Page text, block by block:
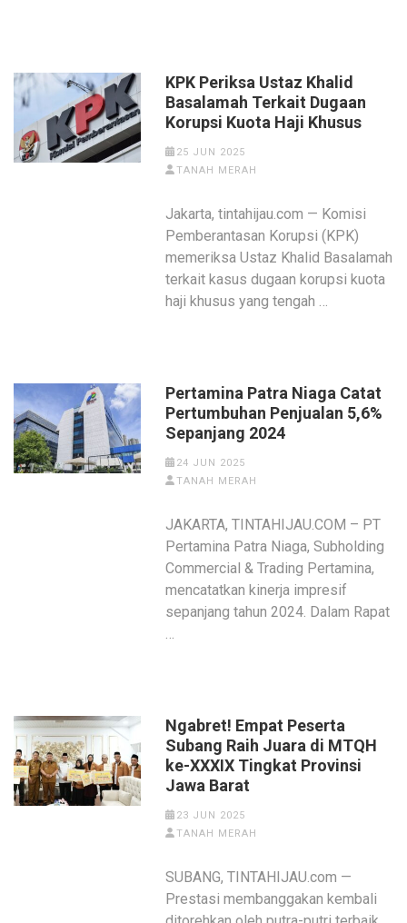
KPK Periksa Ustaz Khalid
Basalamah Terkait Dugaan
Korupsi Kuota Haji Khusus
25 JUN 2025
TANAH MERAH
Jakarta, tintahijau.com — Komisi
Pemberantasan Korupsi (KPK)
memeriksa Ustaz Khalid Basalamah
terkait kasus dugaan korupsi kuota
haji khusus yang tengah …
Pertamina Patra Niaga Catat
Pertumbuhan Penjualan 5,6%
Sepanjang 2024
24 JUN 2025
TANAH MERAH
JAKARTA, TINTAHIJAU.COM – PT
Pertamina Patra Niaga, Subholding
Commercial & Trading Pertamina,
mencatatkan kinerja impresif
sepanjang tahun 2024. Dalam Rapat
…
Ngabret! Empat Peserta
Subang Raih Juara di MTQH
ke-XXXIX Tingkat Provinsi
Jawa Barat
23 JUN 2025
TANAH MERAH
SUBANG, TINTAHIJAU.com —
Prestasi membanggakan kembali